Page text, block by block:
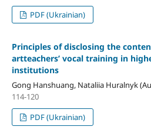
PDF (Ukrainian)
Principles of disclosing the
artteachers’ vocal training in
institutions
Gong Hanshuang, Nataliia Huralnyk
114-120
PDF (Ukrainian)